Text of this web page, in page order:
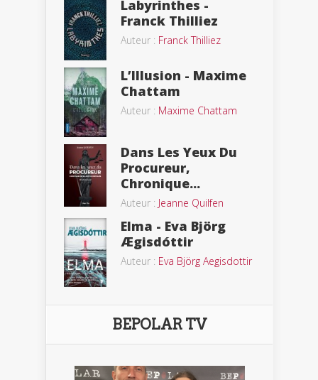
Labyrinthes -
Franck Thilliez
Auteur : Franck Thilliez
L’Illusion - Maxime
Chattam
Auteur : Maxime Chattam
Dans Les Yeux Du
Procureur,
Chronique...
Auteur : Jeanne Quilfen
Elma - Eva Björg
Ægisdóttir
Auteur : Eva Björg Aegisdottir
BEPOLAR TV